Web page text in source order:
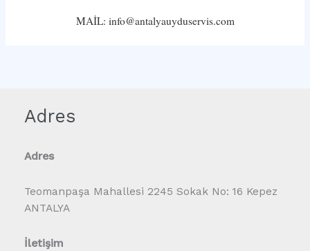
MAİL: info@antalyauyduservis.com
Adres
Adres
Teomanpaşa Mahallesi 2245 Sokak No: 16 Kepez
ANTALYA
İletişim